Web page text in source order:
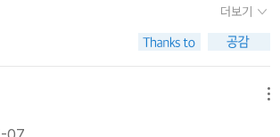
에 빠진 어른들에게도, 오늘의 소중함을 일깨워
의 색감만큼이나 상큼하고 찬란했던 그 시절로
뷰입니다.
책은 색다른 주제여서 더욱 재미있게 읽었다.컬
로부터 책을 제공받아 읽고 쓴 주관적인 평입니
. ​처음 스토커 이야기부터 비밀이 드러나는 순간
었는지 모른다. 작가가 이야기를 끌어가는 글
가지고 대하는 낯선 타인들. 우리 사회에 필요한
인물들이 부러웠다. ​마지막, 나은이가 어떤 선
이다. 짧아서 더 강렬했으며 눈부셨던 수빈과
청춘을 덧대어둔 덕에 당연하듯 겪어낼 수 있
이 교차된다. 이 글을 다 읽어야만 수빈의 마음
심을 알게된다. 이야기를 이끌어가는 속도가 빠
극적이며 톡톡 쏘아대는 악역이 없다. 그 흔한
더보기